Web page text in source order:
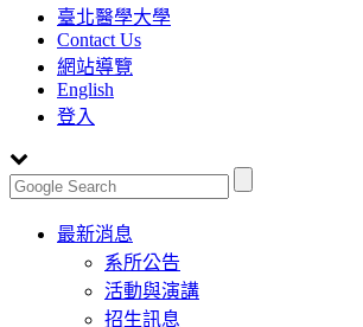
臺北醫學大學
Contact Us
網站導覽
English
登入
Toggle
navigation
最新消息
系所公告
活動與演講
招生訊息